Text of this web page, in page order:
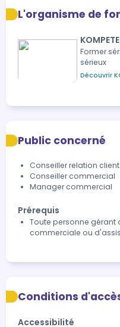
L'organisme de
Former
sérieux
Découvrir
Public concerné
Conseiller relation client
Conseiller commercial
Manager commercial
Prérequis
Toute personne gérant
commerciale ou
Conditions
Accessibilité